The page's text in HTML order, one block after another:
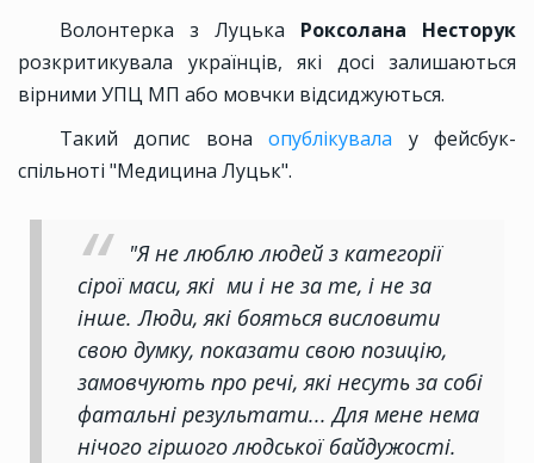
Волонтерка з Луцька Роксолана Несторук
розкритикувала українців, які досі залишаються
вірними УПЦ МП або мовчки відсиджуються.
Такий допис вонаопублікувала у фейсбук-
спільноті "Медицина Луцьк".
"Я не люблю людей з категорії
сірої маси, які ми і не за те, і не за
інше. Люди, які бояться висловити
свою думку, показати свою позицію,
замовчують про речі, які несуть за собі
фатальні результати... Для мене нема
нічого гіршого людської байдужості.